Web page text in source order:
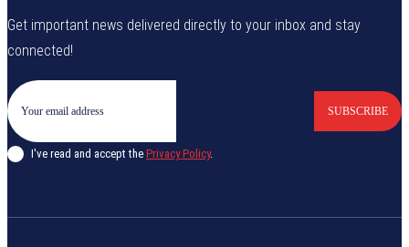
Get important news delivered directly to your inbox and stay
connected!
SUBSCRIBE
I've read and accept the Privacy Policy.